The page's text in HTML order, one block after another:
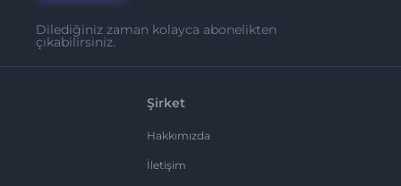
Dilediğiniz zaman kolayca abonelikten
çıkabilirsiniz.
Şirket
Hakkımızda
İletişim